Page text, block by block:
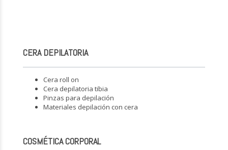
CERA DEPILATORIA
Cera roll on
Cera depilatoria tibia
Pinzas para depilación
Materiales depilación con cera
COSMÉTICA CORPORAL